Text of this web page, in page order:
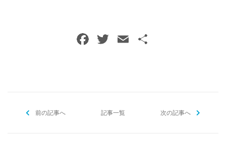
F
o
T E
前の記事へ 記事一覧 次の記事へ